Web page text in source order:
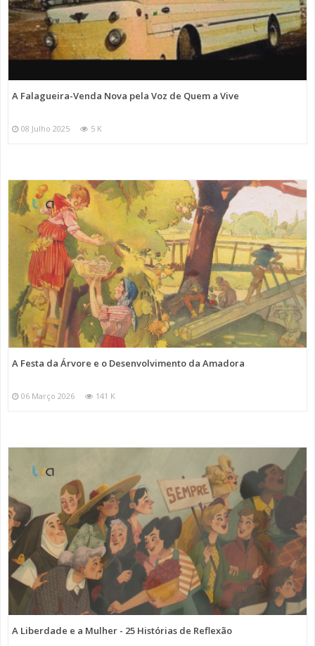
A Falagueira-Venda Nova pela Voz de Quem a Vive
08 Julho 2025 5 K
A Festa da Árvore e o Desenvolvimento da Amadora
06 Março 2026 141 K
A Liberdade e a Mulher - 25 Histórias de Reflexão